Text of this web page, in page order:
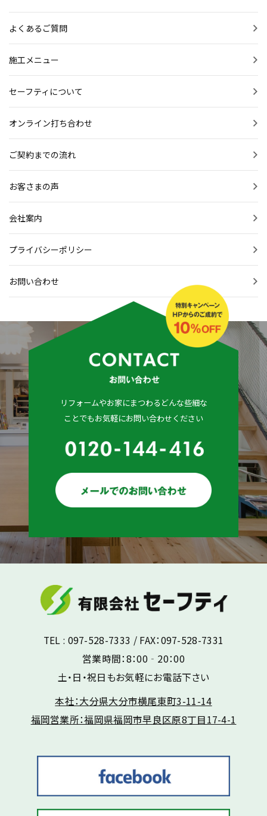
よくあるご質問
施工メニュー
セーフティについて
オンライン打ち合わせ
ご契約までの流れ
お客さまの声
会社案内
プライバシーポリシー
お問い合わせ
リフォームやお家にまつわるどんな些細な
ことでもお気軽にお問い合わせください
TEL : 097-528-7333 / FAX：097-528-7331
営業時間：8：00‐20：00
土・日・祝日もお気軽にお電話下さい
本社：大分県大分市横尾東町3-11-14
福岡営業所：福岡県福岡市早良区原8丁目17-4-1